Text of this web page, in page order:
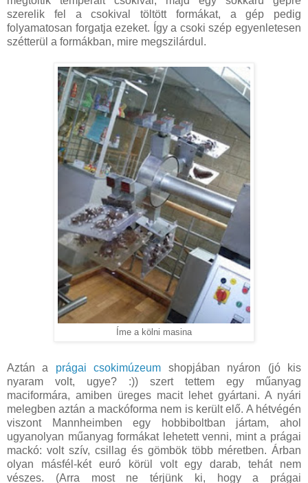
szerelik fel a csokival töltött formákat, a gép pedig
folyamatosan forgatja ezeket. Így a csoki szép egyenletesen
szétterül a formákban, mire megszilárdul.
Íme a kölni masina
Aztán a prágai csokimúzeum shopjában nyáron (jó kis
nyaram volt, ugye? :)) szert tettem egy műanyag
maciformára, amiben üreges macit lehet gyártani. A nyári
melegben aztán a mackóforma nem is került elő. A hétvégén
viszont Mannheimben egy hobbiboltban jártam, ahol
ugyanolyan műanyag formákat lehetett venni, mint a prágai
mackó: volt szív, csillag és gömbök több méretben. Árban
olyan másfél-két euró körül volt egy darab, tehát nem
vészes. (Arra most ne térjünk ki, hogy a prágai